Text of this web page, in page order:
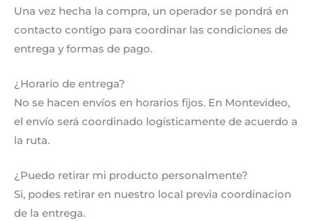
Una vez hecha la compra, un operador se pondrá en
contacto contigo para coordinar las condiciones de
entrega y formas de pago.
¿Horario de entrega?
No se hacen envíos en horarios fijos. En Montevideo,
el envío será coordinado logísticamente de acuerdo a
la ruta.
¿Puedo retirar mi producto personalmente?
Si, podes retirar en nuestro local previa coordinacion
de la entrega.